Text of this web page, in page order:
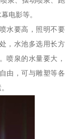
电影等。
水要高，照明不要
，水池多选用长方
喷泉的水量要大，
由，可与雕塑等各